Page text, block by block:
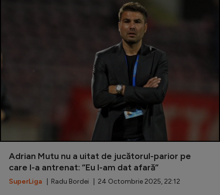
Adrian Mutu nu a uitat de jucătorul-parior pe
care l-a antrenat: ”Eu l-am dat afară”
SuperLiga | Radu Bordei | 24 Octombrie 2025, 22:12